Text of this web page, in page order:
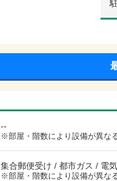
--
※部屋・階数により設備が異な
集合郵便受け / 都市ガス / 電
※部屋・階数により設備が異な